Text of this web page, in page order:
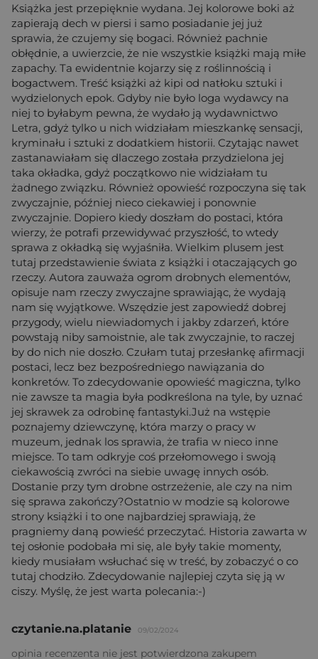
Książka jest przepięknie wydana. Jej kolorowe boki aż
zapierają dech w piersi i samo posiadanie jej już
sprawia, że czujemy się bogaci. Również pachnie
obłędnie, a uwierzcie, że nie wszystkie książki mają miłe
zapachy. Ta ewidentnie kojarzy się z roślinnością i
bogactwem. Treść książki aż kipi od natłoku sztuki i
wydzielonych epok. Gdyby nie było loga wydawcy na
niej to byłabym pewna, że wydało ją wydawnictwo
Letra, gdyż tylko u nich widziałam mieszkankę sensacji,
kryminału i sztuki z dodatkiem historii. Czytając nawet
zastanawiałam się dlaczego została przydzielona jej
taka okładka, gdyż początkowo nie widziałam tu
żadnego związku. Również opowieść rozpoczyna się tak
zwyczajnie, później nieco ciekawiej i ponownie
zwyczajnie. Dopiero kiedy doszłam do postaci, która
wierzy, że potrafi przewidywać przyszłość, to wtedy
sprawa z okładką się wyjaśniła. Wielkim plusem jest
tutaj przedstawienie świata z książki i otaczających go
rzeczy. Autora zauważa ogrom drobnych elementów,
opisuje nam rzeczy zwyczajne sprawiając, że wydają
nam się wyjątkowe. Wszędzie jest zapowiedź dobrej
przygody, wielu niewiadomych i jakby zdarzeń, które
powstają niby samoistnie, ale tak zwyczajnie, to raczej
by do nich nie doszło. Czułam tutaj przesłankę afirmacji
postaci, lecz bez bezpośredniego nawiązania do
konkretów. To zdecydowanie opowieść magiczna, tylko
nie zawsze ta magia była podkreślona na tyle, by uznać
jej skrawek za odrobinę fantastyki.Już na wstępie
poznajemy dziewczynę, która marzy o pracy w
muzeum, jednak los sprawia, że trafia w nieco inne
miejsce. To tam odkryje coś przełomowego i swoją
ciekawością zwróci na siebie uwagę innych osób.
Dostanie przy tym drobne ostrzeżenie, ale czy na nim
się sprawa zakończy?Ostatnio w modzie są kolorowe
strony książki i to one najbardziej sprawiają, że
pragniemy daną powieść przeczytać. Historia zawarta w
tej osłonie podobała mi się, ale były takie momenty,
kiedy musiałam wsłuchać się w treść, by zobaczyć o co
tutaj chodziło. Zdecydowanie najlepiej czyta się ją w
ciszy. Myślę, że jest warta polecania:-)
czytanie.na.platanie 09/02/2024
opinia recenzenta nie jest potwierdzona zakupem